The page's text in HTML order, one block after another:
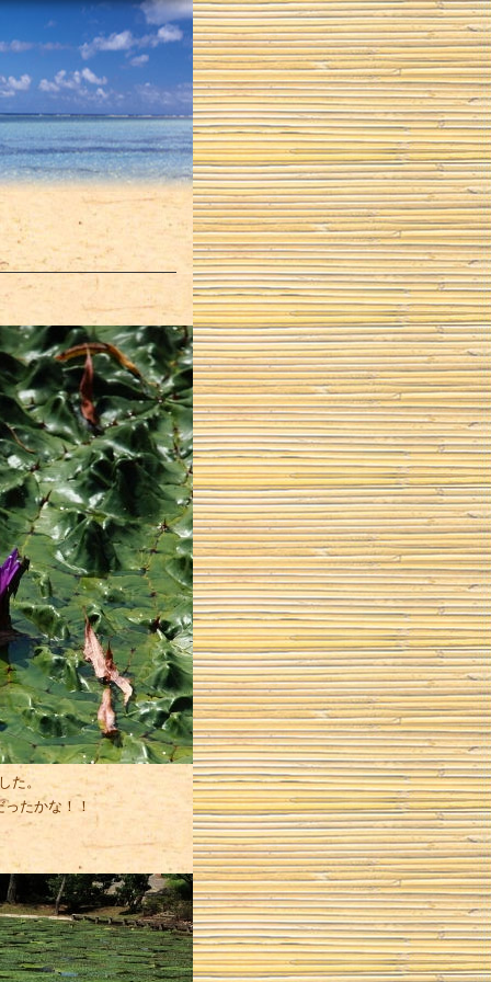
た。
たかな！！